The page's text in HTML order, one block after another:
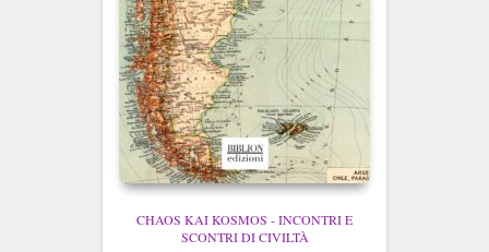
CHAOS KAI KOSMOS - INCONTRI E
SCONTRI DI CIVILTÀ